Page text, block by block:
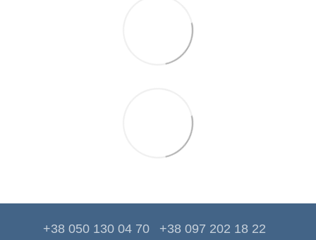
+38 050 130 04 70 +38 097 202 18 22